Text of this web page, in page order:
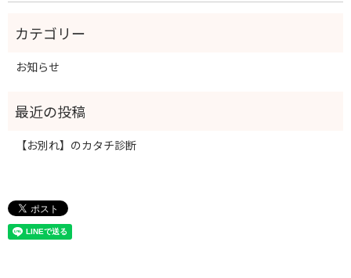
お知らせ
【お別れ】のカタチ診断